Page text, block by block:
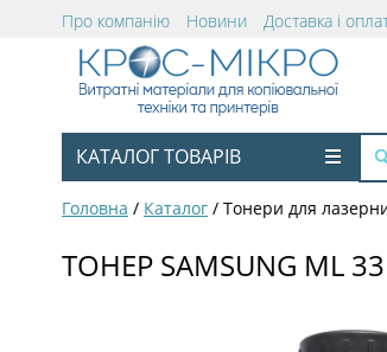
Про компанію Новини Доставка і
КАТАЛОГ ТОВАРІВ
Головна / Каталог / Тонери для
ТОНЕР SAMSUNG ML